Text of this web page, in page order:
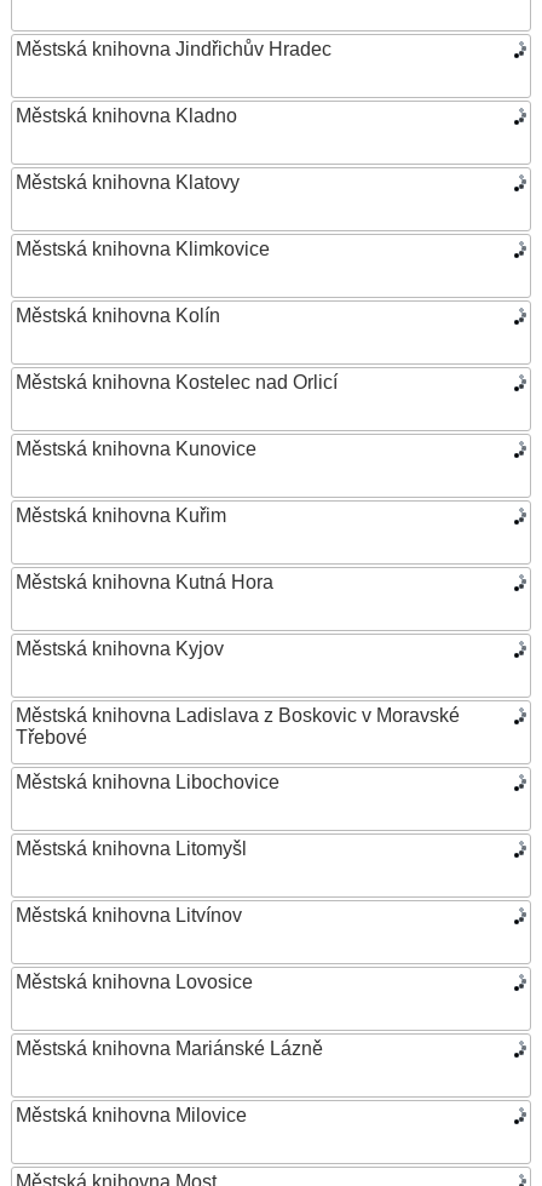
Městská knihovna Jindřichův Hradec
Městská knihovna Kladno
Městská knihovna Klatovy
Městská knihovna Klimkovice
Městská knihovna Kolín
Městská knihovna Kostelec nad Orlicí
Městská knihovna Kunovice
Městská knihovna Kuřim
Městská knihovna Kutná Hora
Městská knihovna Kyjov
Městská knihovna Ladislava z Boskovic v Moravské
Třebové
Městská knihovna Libochovice
Městská knihovna Litomyšl
Městská knihovna Litvínov
Městská knihovna Lovosice
Městská knihovna Mariánské Lázně
Městská knihovna Milovice
Městská knihovna Most